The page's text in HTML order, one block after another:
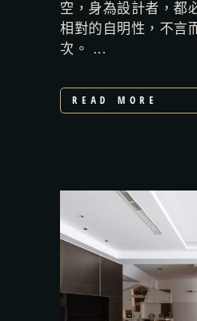
空，身為設計者，都
相對的自明性，不言
次。 ...
READ MORE